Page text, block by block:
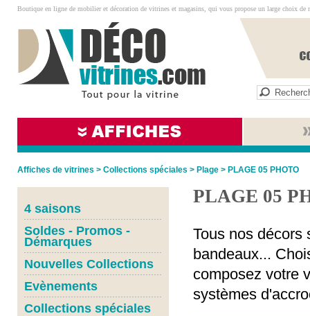
Boutique en ligne de mobilier et décoration de vitrines et magasins, qui vous propose un large choix de
Affiches de vitrines > Collections spéciales > Plage > PLAGE 05 PHOTO
4 saisons
Soldes - Promos -
Démarques
Nouvelles Collections
Evènements
Collections spéciales
PLAGE 05
Tous nos décors
bandeaux...
composez votre
systèmes